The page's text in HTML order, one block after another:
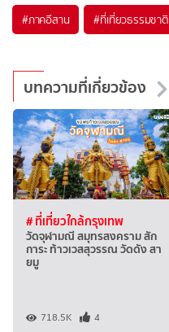
#ภาคอีสาน #ที่เที่ยวธรรมชาติ
บทความที่เกี่ยวข้อง
# ที่เที่ยวใกล้กรุงเทพ
วัดจุฬามณี สมุทรสงคราม สัก
การะ ท้าวเวสสุวรรณ วัดดัง สา
ยมู
718.5K 4